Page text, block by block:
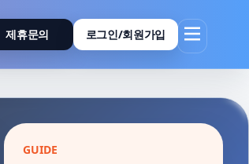
제휴문의 로그인/회원가입
GUIDE